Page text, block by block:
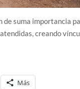
de suma importancia
creando
Más